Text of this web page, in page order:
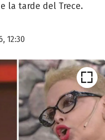
la tarde del Trece.
12:30